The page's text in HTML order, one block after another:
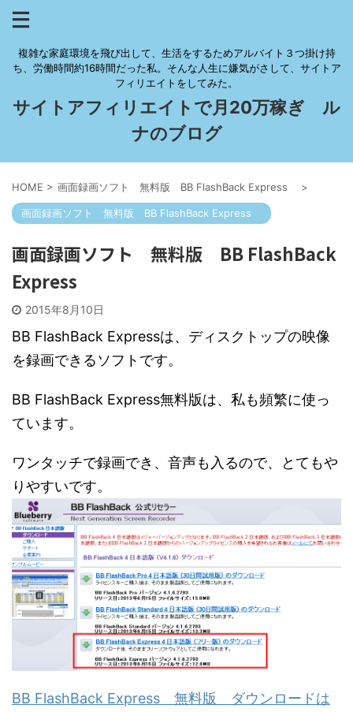
複雑な家庭環境を飛び出して、生活をするためアルバイト３つ掛け持
ち、労働時間約16時間だった私。そんな人生に嫌気がさして、サイトア
フィリエイトをしてみた。
サイトアフィリエイトで月20万稼ぎ ル
ナのブログ
HOME > 画面録画ソフト 無料版 BB FlashBack Express >
画面録画ソフト 無料版 BB FlashBack Express
画面録画ソフト 無料版 BB FlashBack
Express
2015年8月10日
BB FlashBack Expressは、ディスクトップの映像
を録画できるソフトです。
BB FlashBack Express無料版は、私も頻繁に使っ
ています。
ワンタッチで録画でき、音声も入るので、とてもや
りやすいです。
BB FlashBack Express 無料版 ダウンロードは